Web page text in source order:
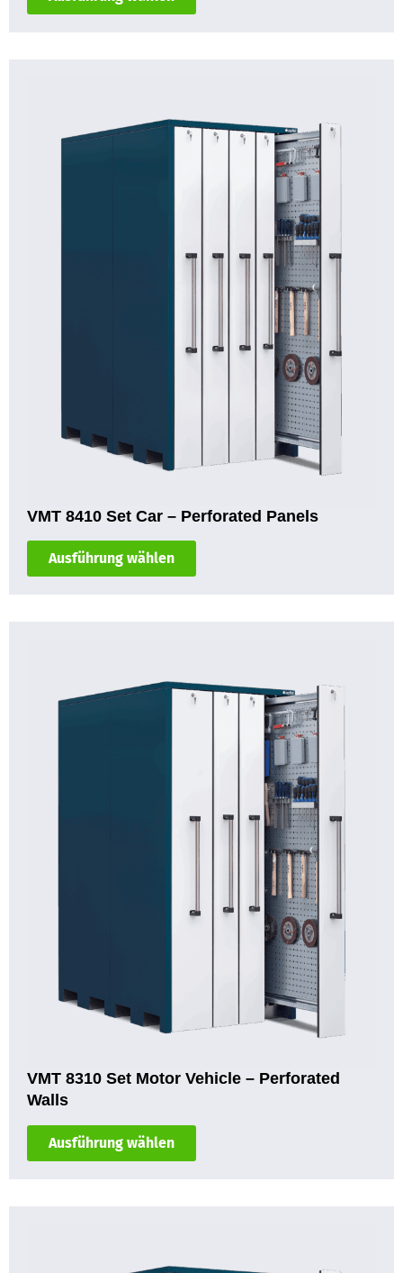
VMT 8410 Set Car – Perforated Panels
Ausführung wählen
VMT 8310 Set Motor Vehicle – Perforated
Walls
Ausführung wählen